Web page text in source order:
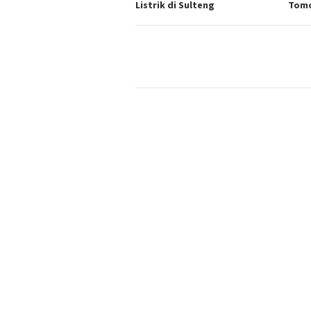
Listrik di Sulteng